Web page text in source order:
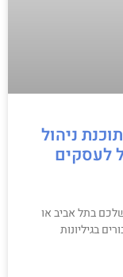
ניהול
לעסקים
בתל אביב או
בגיליונות